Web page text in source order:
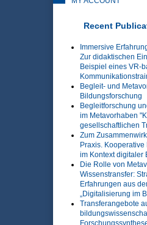
Recent
Immersive
Zur didaktischen
Beispiel eines VR-
Begleit- und
Bildungsforschung
Begleitforschung
im Metavorhaben
gesellschaftlichen
Zum
Praxis.
im Kontext digitaler
Die Rolle von
Wissenstransfer:
Erfahrungen aus
„Digitalisierung im
Transferangebote